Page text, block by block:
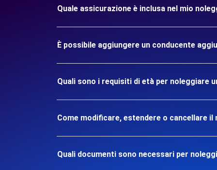
Quale assicurazione è inclusa nel mio
È possibile aggiungere un conducente
Quali sono i requisiti di età per noleggiare
Come modificare, estendere o cancellare il
Quali documenti sono necessari per